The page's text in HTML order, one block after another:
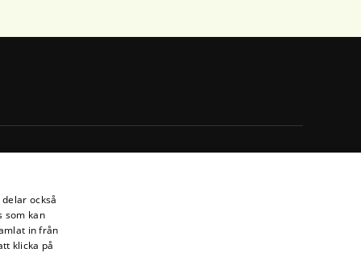
också
som kan
in från
klicka på